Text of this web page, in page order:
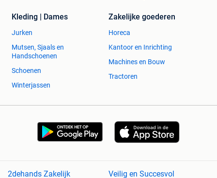
Kleding | Dames
Jurken
Mutsen, Sjaals en
Handschoenen
Schoenen
Winterjassen
Zakelijke goederen
Horeca
Kantoor en Inrichting
Machines en Bouw
Tractoren
2dehands Zakelijk Veilig en Succesvol